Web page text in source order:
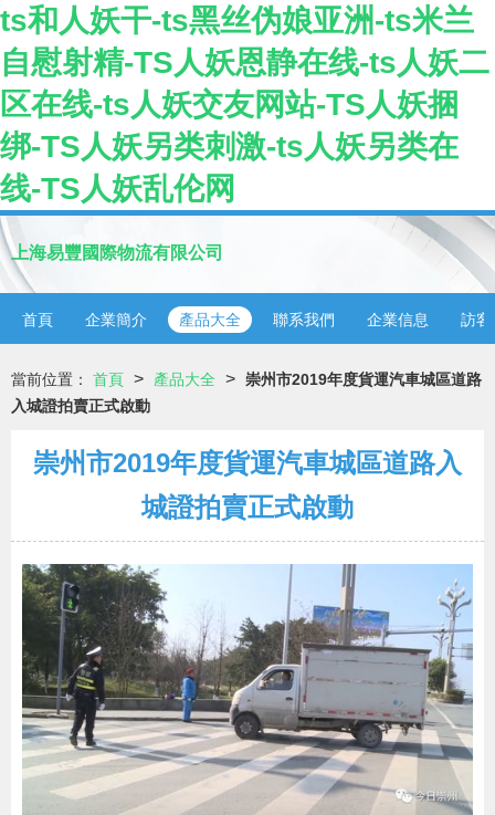
ts和人妖干-ts黑丝伪娘亚洲-ts米兰
自慰射精-TS人妖恩静在线-ts人妖二
区在线-ts人妖交友网站-TS人妖捆
绑-TS人妖另类刺激-ts人妖另类在
线-TS人妖乱伦网
上海易豐國際物流有限公司
首頁 企業簡介 產品大全 聯系我們 企業信息 訪客
當前位置： 首頁 > 產品大全 > 崇州市2019年度貨運汽車城區道路
入城證拍賣正式啟動
崇州市2019年度貨運汽車城區道路入
城證拍賣正式啟動